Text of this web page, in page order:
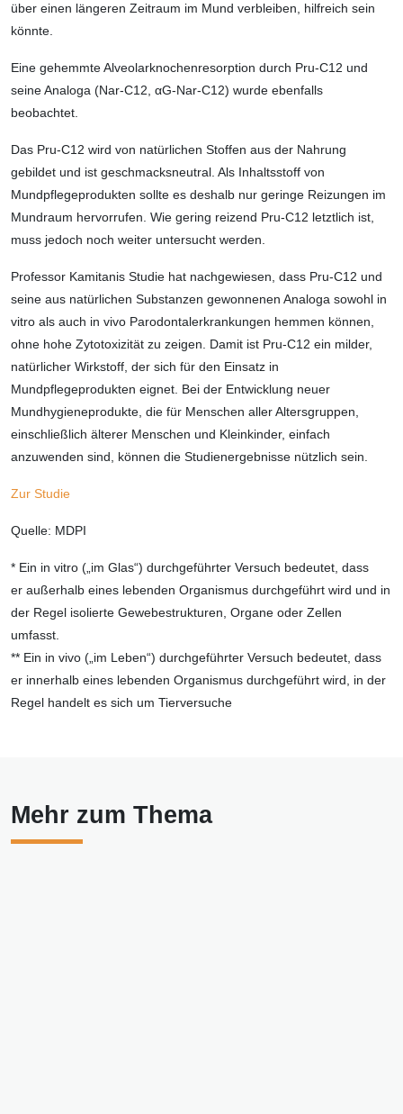
über einen längeren Zeitraum im Mund verbleiben, hilfreich sein
könnte.
Eine gehemmte Alveolarknochenresorption durch Pru-C12 und
seine Analoga (Nar-C12, αG-Nar-C12) wurde ebenfalls
beobachtet.
Das Pru-C12 wird von natürlichen Stoffen aus der Nahrung
gebildet und ist geschmacksneutral. Als Inhaltsstoff von
Mundpflegeprodukten sollte es deshalb nur geringe Reizungen im
Mundraum hervorrufen. Wie gering reizend Pru-C12 letztlich ist,
muss jedoch noch weiter untersucht werden.
Professor Kamitanis Studie hat nachgewiesen, dass Pru-C12 und
seine aus natürlichen Substanzen gewonnenen Analoga sowohl in
vitro als auch in vivo Parodontalerkrankungen hemmen können,
ohne hohe Zytotoxizität zu zeigen. Damit ist Pru-C12 ein milder,
natürlicher Wirkstoff, der sich für den Einsatz in
Mundpflegeprodukten eignet. Bei der Entwicklung neuer
Mundhygieneprodukte, die für Menschen aller Altersgruppen,
einschließlich älterer Menschen und Kleinkinder, einfach
anzuwenden sind, können die Studienergebnisse nützlich sein.
Zur Studie
Quelle: MDPI
* Ein in vitro („im Glas“) durchgeführter Versuch bedeutet, dass
er außerhalb eines lebenden Organismus durchgeführt wird und in
der Regel isolierte Gewebestrukturen, Organe oder Zellen
umfasst.
** Ein in vivo („im Leben“) durchgeführter Versuch bedeutet, dass
er innerhalb eines lebenden Organismus durchgeführt wird, in der
Regel handelt es sich um Tierversuche
Mehr zum Thema